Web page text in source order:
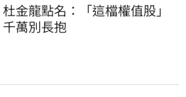
杜金龍點名：「這檔權值股」
千萬別長抱